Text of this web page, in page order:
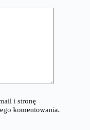
i stronę
komentowania.